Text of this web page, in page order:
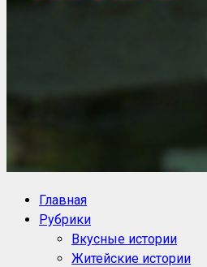
Блог историй NoorySan
Главная
Рубрики
Вкусные истории
Житейские истории